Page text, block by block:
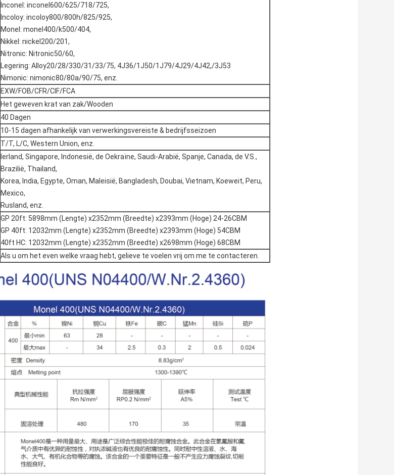
Inconel: inconel600/625/718/725,
Incoloy: incoloy800/800h/825/925,
Monel: monel400/k500/404,
Nikkel: nickel200/201,
Nitronic: Nitronic50/60,
Legering: Alloy20/28/330/31/33/75, 4J36/1J50/1J79/4J29/4J42,/3J53
Nimonic: nimonic80/80a/90/75, enz.
EXW/FOB/CFR/CIF/FCA
Het geweven krat van zak/Wooden
40 Dagen
10-15 dagen afhankelijk van verwerkingsvereiste & bedrijfsseizoen
T/T, L/C, Western Union, enz.
Ierland, Singapore, Indonesië, de Oekraïne, Saudi-Arabië, Spanje, Canada, de V.S.,
Brazilië, Thailand,
Korea, India, Egypte, Oman, Maleisië, Bangladesh, Doubai, Vietnam, Koeweit, Peru,
Mexico,
Rusland, enz.
GP 20ft: 5898mm (Lengte) x2352mm (Breedte) x2393mm (Hoge) 24-26CBM
GP 40ft: 12032mm (Lengte) x2352mm (Breedte) x2393mm (Hoge) 54CBM
40ft HC: 12032mm (Lengte) x2352mm (Breedte) x2698mm (Hoge) 68CBM
Als u om het even welke vraag hebt, gelieve te voelen vrij om me te contacteren.